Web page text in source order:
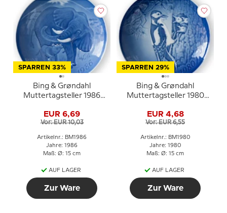
SPARREN 33%
Bing & Grøndahl
Muttertagsteller 1986
EUR 6,69
Vor: EUR 10,03
Artikelnr.: BM1986
Jahre: 1986
Maß: Ø: 15 cm
AUF LAGER
Zur Ware
SPARREN 29%
Bing & Grøndahl
Muttertagsteller 1980
EUR 4,68
Vor: EUR 6,55
Artikelnr.: BM1980
Jahre: 1980
Maß: Ø: 15 cm
AUF LAGER
Zur Ware